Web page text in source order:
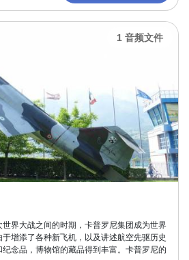
1 音频文件
界大战之间的时期，卡普罗尼集团成为世界
增添了各种新飞机，以及讲述航空先驱历史
念品，博物馆的藏品得到丰富。卡普罗尼的